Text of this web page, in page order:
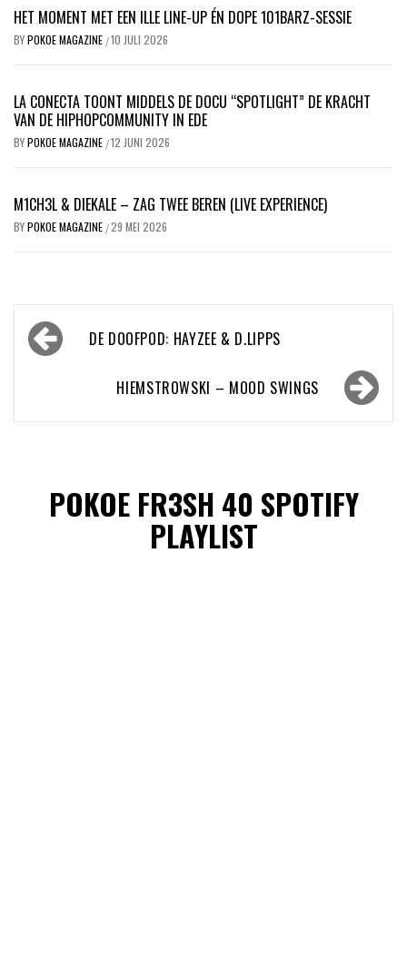
HET MOMENT MET EEN ILLE LINE-UP ÉN DOPE 101BARZ-SESSIE
BYPOKOE MAGAZINE /10 JULI 2026
LA CONECTA TOONT MIDDELS DE DOCU “SPOTLIGHT” DE KRACHT
VAN DE HIPHOPCOMMUNITY IN EDE
BYPOKOE MAGAZINE /12 JUNI 2026
M1CH3L & DIEKALE – ZAG TWEE BEREN (LIVE EXPERIENCE)
BYPOKOE MAGAZINE /29 MEI 2026
Bericht
navigatieDE DOOFPOD: HAYZEE & D.LIPPS
HIEMSTROWSKI – MOOD SWINGS
POKOE FR3SH 40 SPOTIFY
PLAYLIST